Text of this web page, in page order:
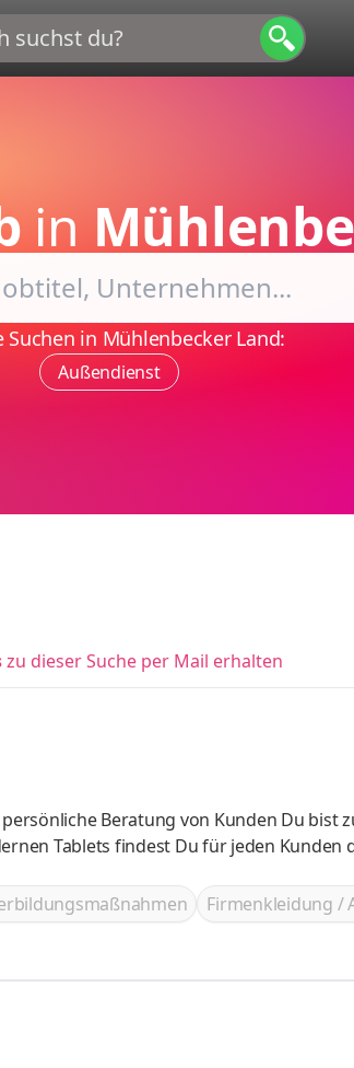
in
Suchen in Mühlenbecker Land:
Außendienst
zu dieser Suche per Mail erhalten
Beratung von Kunden Du bist
Tablets findest Du für jeden Kunden
Firmenkleidung /